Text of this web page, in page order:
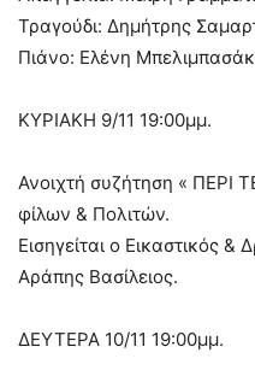
Τραγούδι: Δημήτρης
Πιάνο: Ελένη
ΚΥΡΙΑΚΗ 9/11 19:00μμ.
Ανοιχτή συζήτηση « ΠΕΡΙ
φίλων & Πολιτών.
Εισηγείται ο Εικαστικός
Αράπης Βασίλειος.
ΔΕΥΤΕΡΑ 10/11 19:00μμ.